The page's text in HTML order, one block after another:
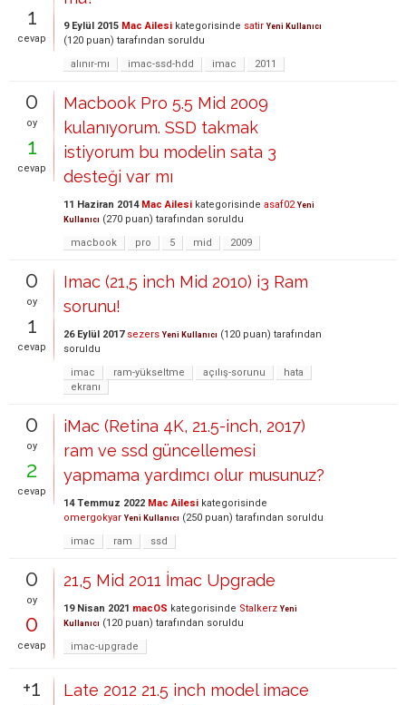
1
cevap
9 Eylül 2015 Mac Ailesi kategorisinde satir Yeni Kullanıcı
(120 puan) tarafından soruldu
alınır-mı
imac-ssd-hdd imac 2011
0
oy
1
cevap
Macbook Pro 5.5 Mid 2009
kulanıyorum. SSD takmak
istiyorum bu modelin sata 3
desteği var mı
11 Haziran 2014 Mac Ailesi kategorisinde asaf02 Yeni
Kullanıcı (270 puan) tarafından soruldu
macbook
pro 5 mid 2009
0
oy
1
cevap
Imac (21,5 inch Mid 2010) i3 Ram
sorunu!
26 Eylül 2017 sezers Yeni Kullanıcı (120 puan) tarafından
soruldu
imac
ram-yükseltme açılış-sorunu
hata
ekranı
0
oy
2
cevap
iMac (Retina 4K, 21.5-inch, 2017)
ram ve ssd güncellemesi
yapmama yardımcı olur musunuz?
14 Temmuz 2022 Mac Ailesi kategorisinde
omergokyar Yeni Kullanıcı (250 puan) tarafından soruldu
imac
ram ssd
0
oy
0
cevap
21,5 Mid 2011 İmac Upgrade
19 Nisan 2021 macOS kategorisinde Stalkerz Yeni
Kullanıcı (120 puan) tarafından soruldu
imac-upgrade
+1
Late 2012 21.5 inch model imace